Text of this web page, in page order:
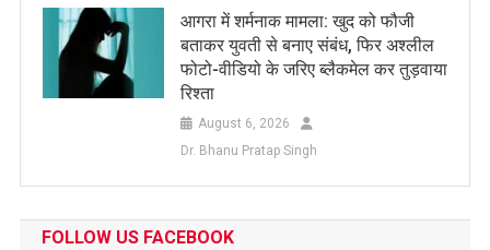
आगरा में शर्मनाक मामला: खुद को फौजी
बताकर युवती से बनाए संबंध, फिर अश्लील
फोटो-वीडियो के जरिए ब्लैकमेल कर तुड़वाया
रिश्ता
August 6, 2026
Dr. Bhanu Pratap Singh
FOLLOW US FACEBOOK